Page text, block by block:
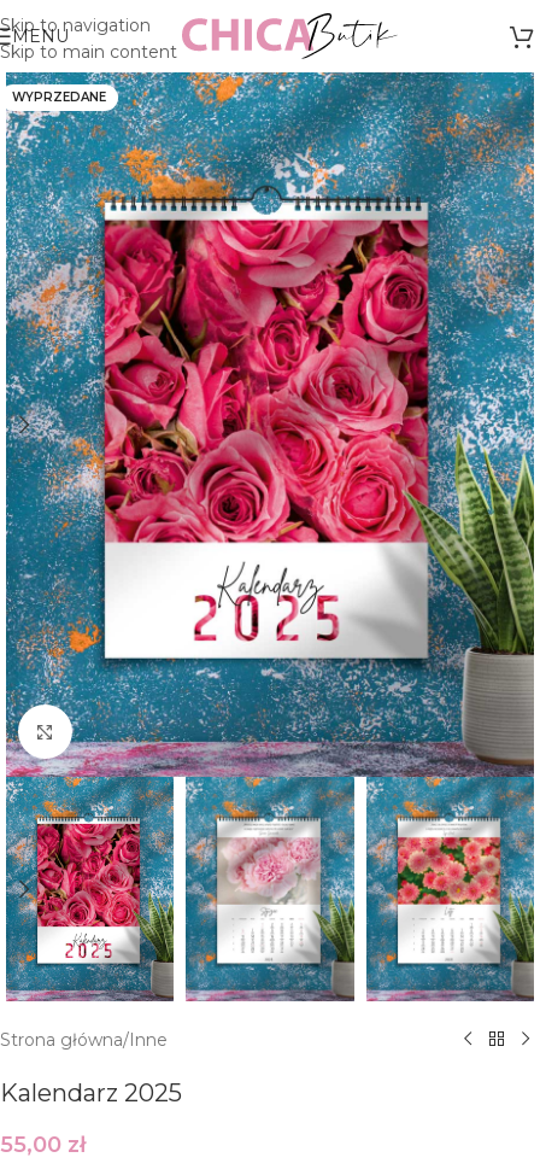
Skip to navigation
Skip to main content
MENU
WYPRZEDANE
Kliknij aby powiększyć
Strona główna/Inne
Kalendarz 2025
55,00 zł